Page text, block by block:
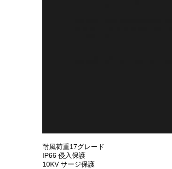
耐風荷重17グレード
IP66 侵入保護
10KV サージ保護